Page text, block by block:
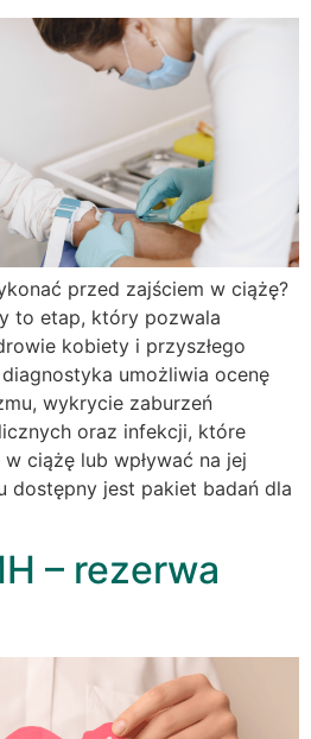
przed zajściem w ciążę?
to etap, który pozwala
kobiety i przyszłego
umożliwia ocenę
wykrycie zaburzeń
oraz infekcji, które
ciążę lub wpływać na jej
dostępny jest pakiet badań dla
– rezerwa